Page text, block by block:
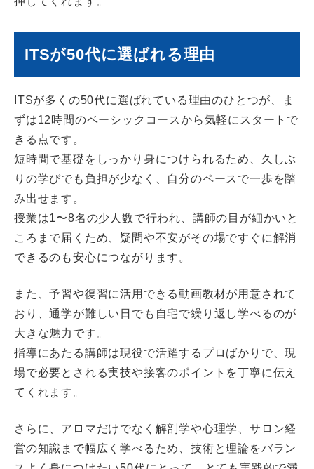
ITSが50代に選ばれる理由
ITSが多くの50代に選ばれている理由のひとつが、ま
ずは12時間のベーシックコースから気軽にスタートで
きる点です。
短時間で基礎をしっかり身につけられるため、久しぶ
りの学びでも負担が少なく、自分のペースで一歩を踏
み出せます。
授業は1〜8名の少人数で行われ、講師の目が細かいと
ころまで届くため、疑問や不安がその場ですぐに解消
できるのも安心につながります。
また、予習や復習に活用できる動画教材が用意されて
おり、通学が難しい日でも自宅で繰り返し学べるのが
大きな魅力です。
指導にあたる講師は現役で活躍するプロばかりで、現
場で必要とされる実技や接客のポイントを丁寧に伝え
てくれます。
さらに、アロマだけでなく解剖学や心理学、サロン経
営の知識まで幅広く学べるため、技術と理論をバラン